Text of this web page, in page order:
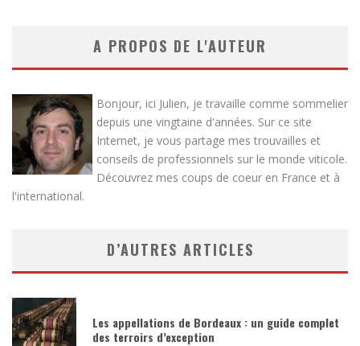
A PROPOS DE L'AUTEUR
Bonjour, ici Julien, je travaille comme sommelier
depuis une vingtaine d'années. Sur ce site
Internet, je vous partage mes trouvailles et
conseils de professionnels sur le monde viticole.
Découvrez mes coups de coeur en France et à
l'international.
D’AUTRES ARTICLES
Les appellations de Bordeaux : un guide complet
des terroirs d’exception